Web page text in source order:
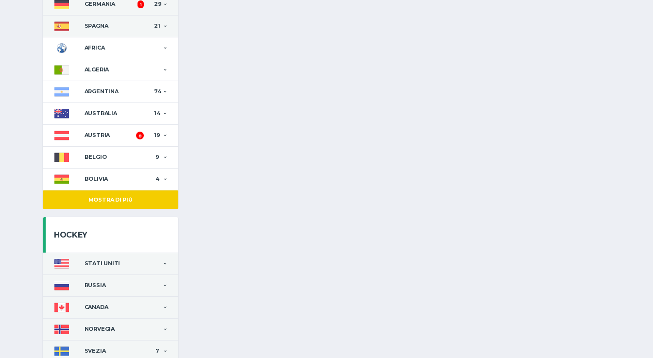
GERMANIA 1 29
SPAGNA 21
AFRICA
ALGERIA
ARGENTINA 74
AUSTRALIA 14
AUSTRIA 8 19
BELGIO 9
BOLIVIA 4
MOSTRA DI PIÙ
HOCKEY
STATI UNITI
RUSSIA
CANADA
NORVEGIA
SVEZIA 7